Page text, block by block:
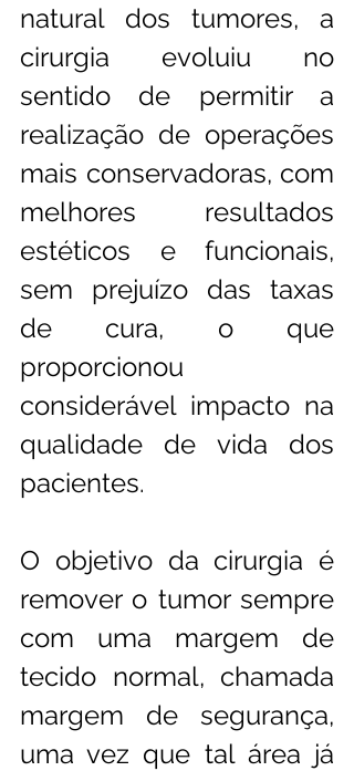
natural dos tumores, a
cirurgia evoluiu no
sentido de permitir a
realização de operações
mais conservadoras, com
melhores resultados
estéticos e funcionais,
sem prejuízo das taxas
de cura, o que
proporcionou
considerável impacto na
qualidade de vida dos
pacientes.
O objetivo da cirurgia é
remover o tumor sempre
com uma margem de
tecido normal, chamada
margem de segurança,
uma vez que tal área já